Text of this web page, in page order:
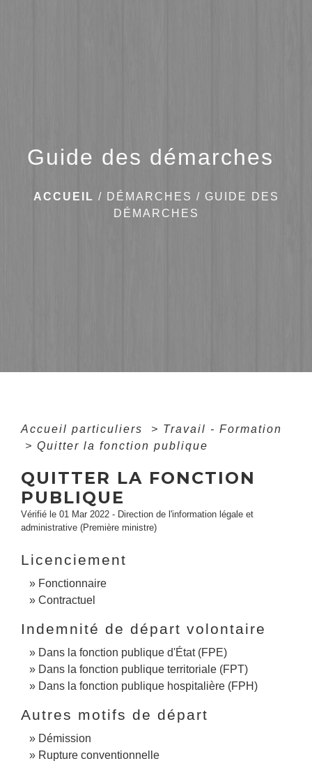
Guide des démarches
ACCUEIL / DÉMARCHES / GUIDE DES
DÉMARCHES
Accueil particuliers > Travail - Formation
> Quitter la fonction publique
QUITTER LA FONCTION
PUBLIQUE
Vérifié le 01 Mar 2022 - Direction de l'information légale et
administrative (Première ministre)
Licenciement
Fonctionnaire
Contractuel
Indemnité de départ volontaire
Dans la fonction publique d'État (FPE)
Dans la fonction publique territoriale (FPT)
Dans la fonction publique hospitalière (FPH)
Autres motifs de départ
Démission
Rupture conventionnelle